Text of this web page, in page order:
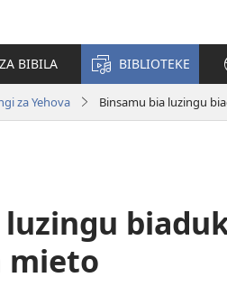
BIBILA BIBLIOTEKE
za Yehova Binsamu bia luzingu
mieto